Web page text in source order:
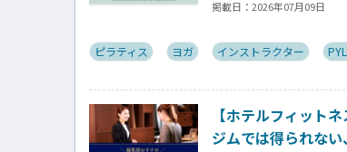
掲載日： 2026年07月09日
ピラティス ヨガ インストラクター
【ホテルフィット
ジムでは得られな